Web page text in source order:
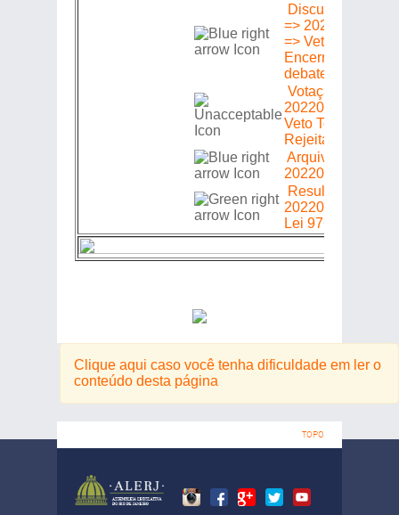
Discussão Única
=> 20220305483
=> Veto Total =>
Encerrada sem
debates
Votação =>
20220305483 =>
Veto Total =>
Rejeitado (a) (s)
Arquivo =>
20220305483
Resultado Final
20220305483 =>
Lei 9768/2022
Clique aqui caso você tenha dificuldade em ler o
conteúdo desta página
TOPO